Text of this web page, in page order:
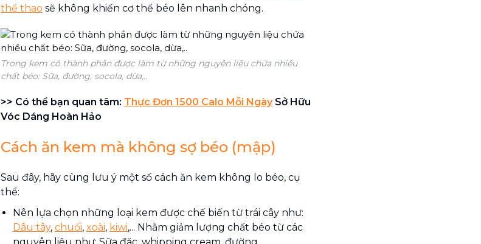
thể thao sẽ không khiến cơ thể béo lên nhanh chóng.
Trong kem có thành phần được làm từ những nguyên liệu chứa nhiều
chất béo: Sữa, đường, socola, dừa,..
>> Có thể bạn quan tâm: Thực Đơn 1500 Calo Mỗi NgàySở Hữu
Vóc Dáng Hoàn Hảo
Cách ăn kem mà không sợ béo (mập)
Sau đây, hãy cùng lưu ý một số cách ăn kem không lo béo, cụ
thể:
Nên lựa chọn những loại kem được chế biến từ trái cây như:
Dâu tây, chuối, xoài, kiwi,... Nhằm giảm lượng chất béo từ các
nguyên liệu như: Sữa đặc, whipping cream, đường…